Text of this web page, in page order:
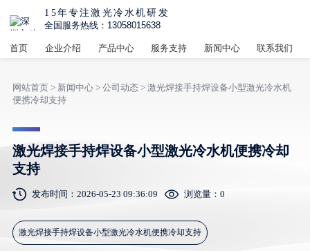
15年专注激光冷水机研发
全国服务热线：13058015638
首页 企业介绍 产品中心 服务支持 新闻中心 联系我们
网站首页> 新闻中心> 公司动态> 激光焊接手持焊设备小型激光冷水机
便携冷却支持
激光焊接手持焊设备小型激光冷水机便携冷却
支持
发布时间：2026-05-23 09:36:09 浏览量： 0
激光焊接手持焊设备小型激光冷水机便携冷却支持